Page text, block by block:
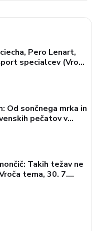
Pero Lenart,
specialcev (Vroča
Od sončnega mrka in
pečatov v
2. 8. 2026)
Takih težav ne
tema, 30. 7.